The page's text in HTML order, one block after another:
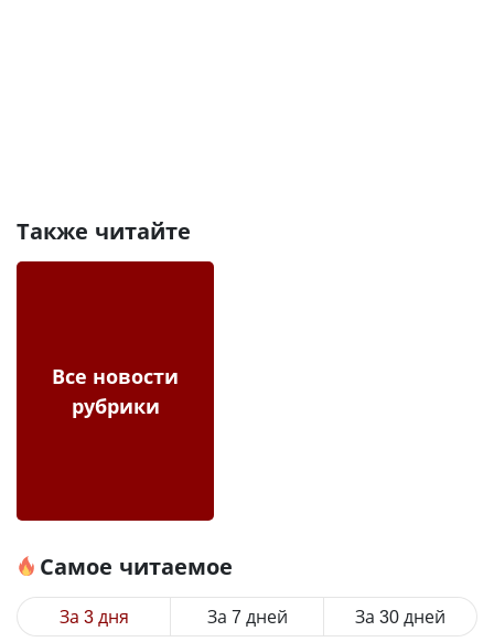
Также читайте
Все новости
рубрики
Самое читаемое
За 3 дня За 7 дней За 30 дней